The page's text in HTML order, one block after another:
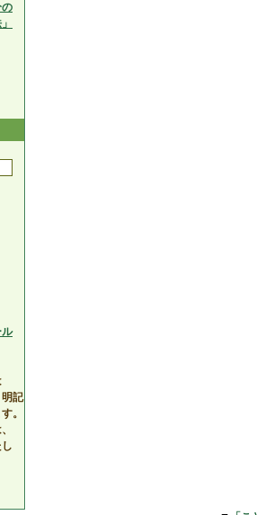
の
明記
。